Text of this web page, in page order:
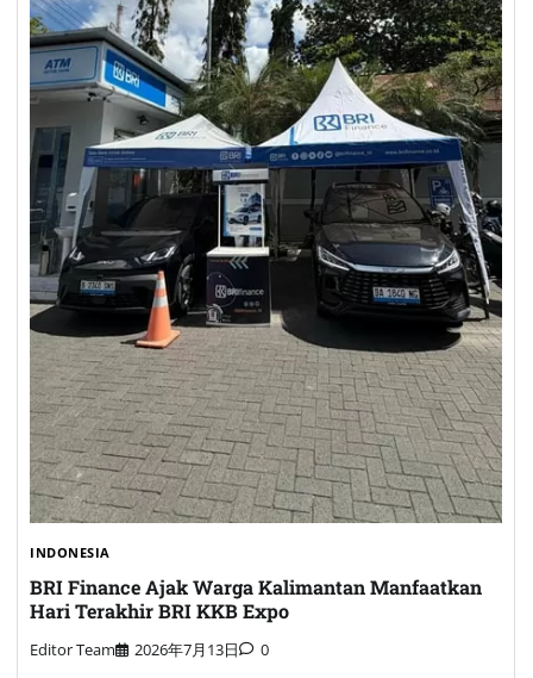
INDONESIA
BRI Finance Ajak Warga Kalimantan Manfaatkan
Hari Terakhir BRI KKB Expo
Editor Team 2026年7月13日 0